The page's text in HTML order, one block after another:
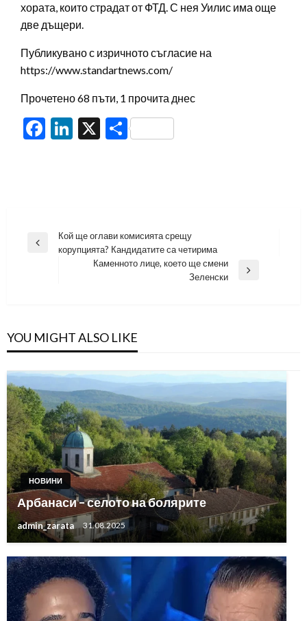
хората, които страдат от ФТД. С нея Уилис има още
две дъщери.
Публикувано с изричното съгласие на
https://www.standartnews.com/
Прочетено 68 пъти, 1 прочита днес
Facebook
LinkedIn
X Share
Навигация
Previous
Кой ще оглави комисията срещу
корупцията? Кандидатите са четирима
Каменното лице, което ще смени
Зеленски
YOU MIGHT ALSO LIKE
НОВИНИ
Арбанаси – селото на болярите
admin_zarata 31.08.2025